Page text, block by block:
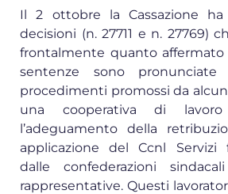
Il 2 ottobre la Cassazione
decisioni (n. 27711 e n. 27769)
frontalmente quanto affermato
sentenze sono pronunciate
procedimenti promossi da
una cooperativa di
l’adeguamento della
applicazione del Ccnl Servizi
dalle confederazioni
rappresentative. Questi